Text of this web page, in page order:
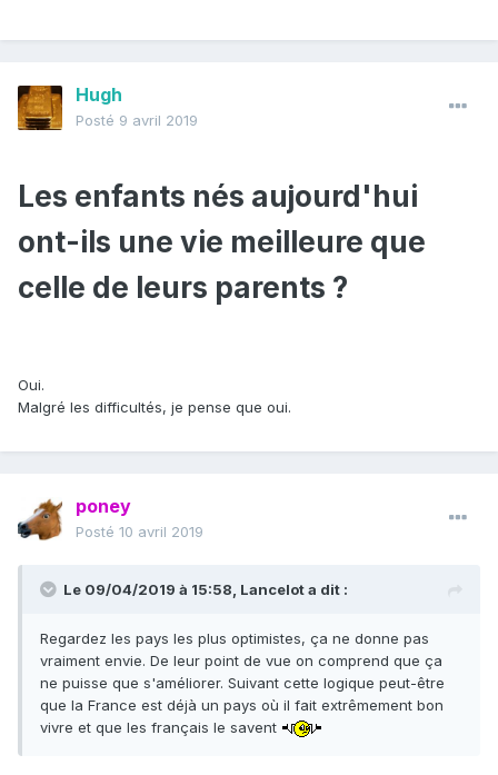
Hugh
Posté 9 avril 2019
Les enfants nés aujourd'hui
ont-ils une vie meilleure que
celle de leurs parents ?
Oui.
Malgré les difficultés, je pense que oui.
poney
Posté 10 avril 2019
Le 09/04/2019 à 15:58, Lancelota dit :
Regardez les pays les plus optimistes, ça ne donne pas
vraiment envie. De leur point de vue on comprend que ça
ne puisse que s'améliorer. Suivant cette logique peut-être
que la France est déjà un pays où il fait extrêmement bon
vivre et que les français le savent